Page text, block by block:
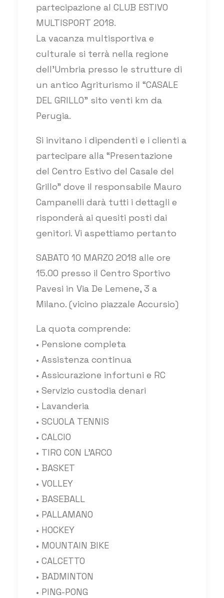
partecipazione al CLUB ESTIVO
MULTISPORT 2018.
La vacanza multisportiva e
culturale si terrà nella regione
dell’Umbria presso le strutture di
un antico Agriturismo il “CASALE
DEL GRILLO” sito venti km da
Perugia.
Si invitano i dipendenti e i clienti a
partecipare alla “Presentazione
del Centro Estivo del Casale del
Grillo” dove il responsabile Mauro
Campanelli darà tutti i dettagli e
risponderà ai quesiti posti dai
genitori. Vi aspettiamo pertanto
SABATO 10 MARZO 2018 alle ore
15.00 presso il Centro Sportivo
Pavesi in Via De Lemene, 3 a
Milano. (vicino piazzale Accursio)
La quota comprende:
• Pensione completa
• Assistenza continua
• Assicurazione infortuni e RC
• Servizio custodia denari
• Lavanderia
• SCUOLA TENNIS
• CALCIO
• TIRO CON L’ARCO
• BASKET
• VOLLEY
• BASEBALL
• PALLAMANO
• HOCKEY
• MOUNTAIN BIKE
• CALCETTO
• BADMINTON
• PING-PONG